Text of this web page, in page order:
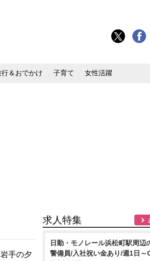
行＆おでかけ 子育て 女性活躍
手の夕
求人特集
日勤・モノレール浜松町駅周辺
警備員/入社祝い金あり/週1日～